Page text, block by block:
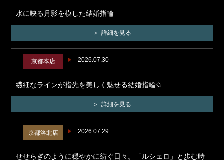
水に映る月影を模した結婚指輪
詳細を見る
2026.07.30
京都本店
繊細なラインが指先を美しく魅せる結婚指輪✩
詳細を見る
2026.07.29
京都洛北店
せせらぎのように穏やかに紡ぐ日々。「ルシェロ」と歩む時